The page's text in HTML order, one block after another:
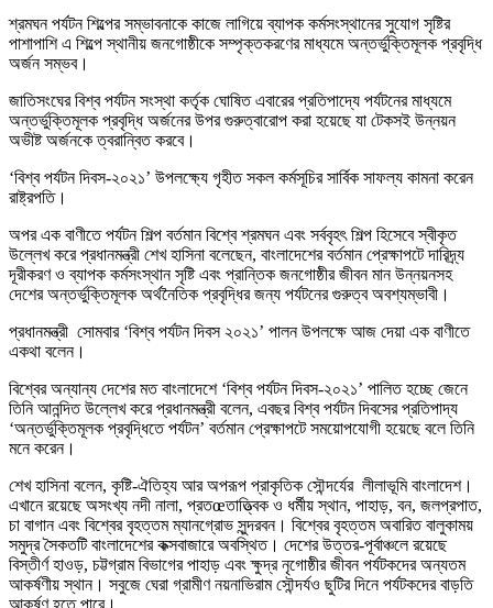
শ্রমঘন পর্যটন শিল্পের সম্ভাবনাকে কাজে লাগিয়ে ব্যাপক কর্মসংস্থানের সুযোগ সৃষ্টির
পাশাপাশি এ শিল্পে স্থানীয় জনগোষ্ঠীকে সম্পৃক্তকরণের মাধ্যমে অন্তর্ভুক্তিমূলক প্রবৃদ্ধি
অর্জন সম্ভব।
জাতিসংঘের বিশ্ব পর্যটন সংস্থা কর্তৃক ঘোষিত এবারের প্রতিপাদ্যে পর্যটনের মাধ্যমে
অন্তর্ভুক্তিমূলক প্রবৃদ্ধি অর্জনের উপর গুরুত্বারোপ করা হয়েছে যা টেকসই উন্নয়ন
অভীষ্ট অর্জনকে ত্বরান্বিত করবে।
‘বিশ্ব পর্যটন দিবস-২০২১’ উপলক্ষ্যে গৃহীত সকল কর্মসূচির সার্বিক সাফল্য কামনা করেন
রাষ্ট্রপতি।
অপর এক বাণীতে পর্যটন শিল্প বর্তমান বিশ্বে শ্রমঘন এবং সর্ববৃহৎ শিল্প হিসেবে স্বীকৃত
উল্লেখ করে প্রধানমন্ত্রী শেখ হাসিনা বলেছেন, বাংলাদেশের বর্তমান প্রেক্ষাপটে দারিদ্র্য
দূরীকরণ ও ব্যাপক কর্মসংস্থান সৃষ্টি এবং প্রান্তিক জনগোষ্ঠীর জীবন মান উন্নয়নসহ
দেশের অন্তর্ভুক্তিমূলক অর্থনৈতিক প্রবৃদ্ধির জন্য পর্যটনের গুরুত্ব অবশ্যম্ভাবী।
প্রধানমন্ত্রী সোমবার ‘বিশ্ব পর্যটন দিবস ২০২১’ পালন উপলক্ষে আজ দেয়া এক বাণীতে
একথা বলেন।
বিশ্বের অন্যান্য দেশের মত বাংলাদেশে ‘বিশ্ব পর্যটন দিবস-২০২১’ পালিত হচ্ছে জেনে
তিনি আনন্দিত উল্লেখ করে প্রধানমন্ত্রী বলেন, এবছর বিশ্ব পর্যটন দিবসের প্রতিপাদ্য
‘অন্তর্ভুক্তিমূলক প্রবৃদ্ধিতে পর্যটন’ বর্তমান প্রেক্ষাপটে সময়োপযোগী হয়েছে বলে তিনি
মনে করেন।
শেখ হাসিনা বলেন, কৃষ্টি-ঐতিহ্য আর অপরূপ প্রাকৃতিক সৌন্দর্যের লীলাভূমি বাংলাদেশ।
এখানে রয়েছে অসংখ্য নদী নালা, প্রতœতাত্ত্বিক ও ধর্মীয় স্থান, পাহাড়, বন, জলপ্রপাত,
চা বাগান এবং বিশ্বের বৃহত্তম ম্যানগ্রোভ সুন্দরবন। বিশ্বের বৃহত্তম অবারিত বালুকাময়
সমুদ্র সৈকতটি বাংলাদেশের কক্সবাজারে অবস্থিত। দেশের উত্তর-পূর্বাঞ্চলে রয়েছে
বিস্তীর্ণ হাওড়, চট্টগ্রাম বিভাগের পাহাড় এবং ক্ষুদ্র নৃগোষ্ঠীর জীবন পর্যটকদের অন্যতম
আকর্ষণীয় স্থান। সবুজে ঘেরা গ্রামীণ নয়নাভিরাম সৌন্দর্যও ছুটির দিনে পর্যটকদের বাড়তি
আকর্ষণ হতে পারে।